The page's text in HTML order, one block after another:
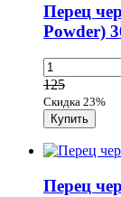
Перец
Powder)
125
Скидка 23%
Перец